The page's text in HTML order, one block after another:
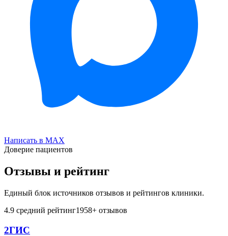
Написать в MAX
Доверие пациентов
Отзывы и рейтинг
Единый блок источников отзывов и рейтингов клиники.
4.9 средний рейтинг1958+ отзывов
2ГИС